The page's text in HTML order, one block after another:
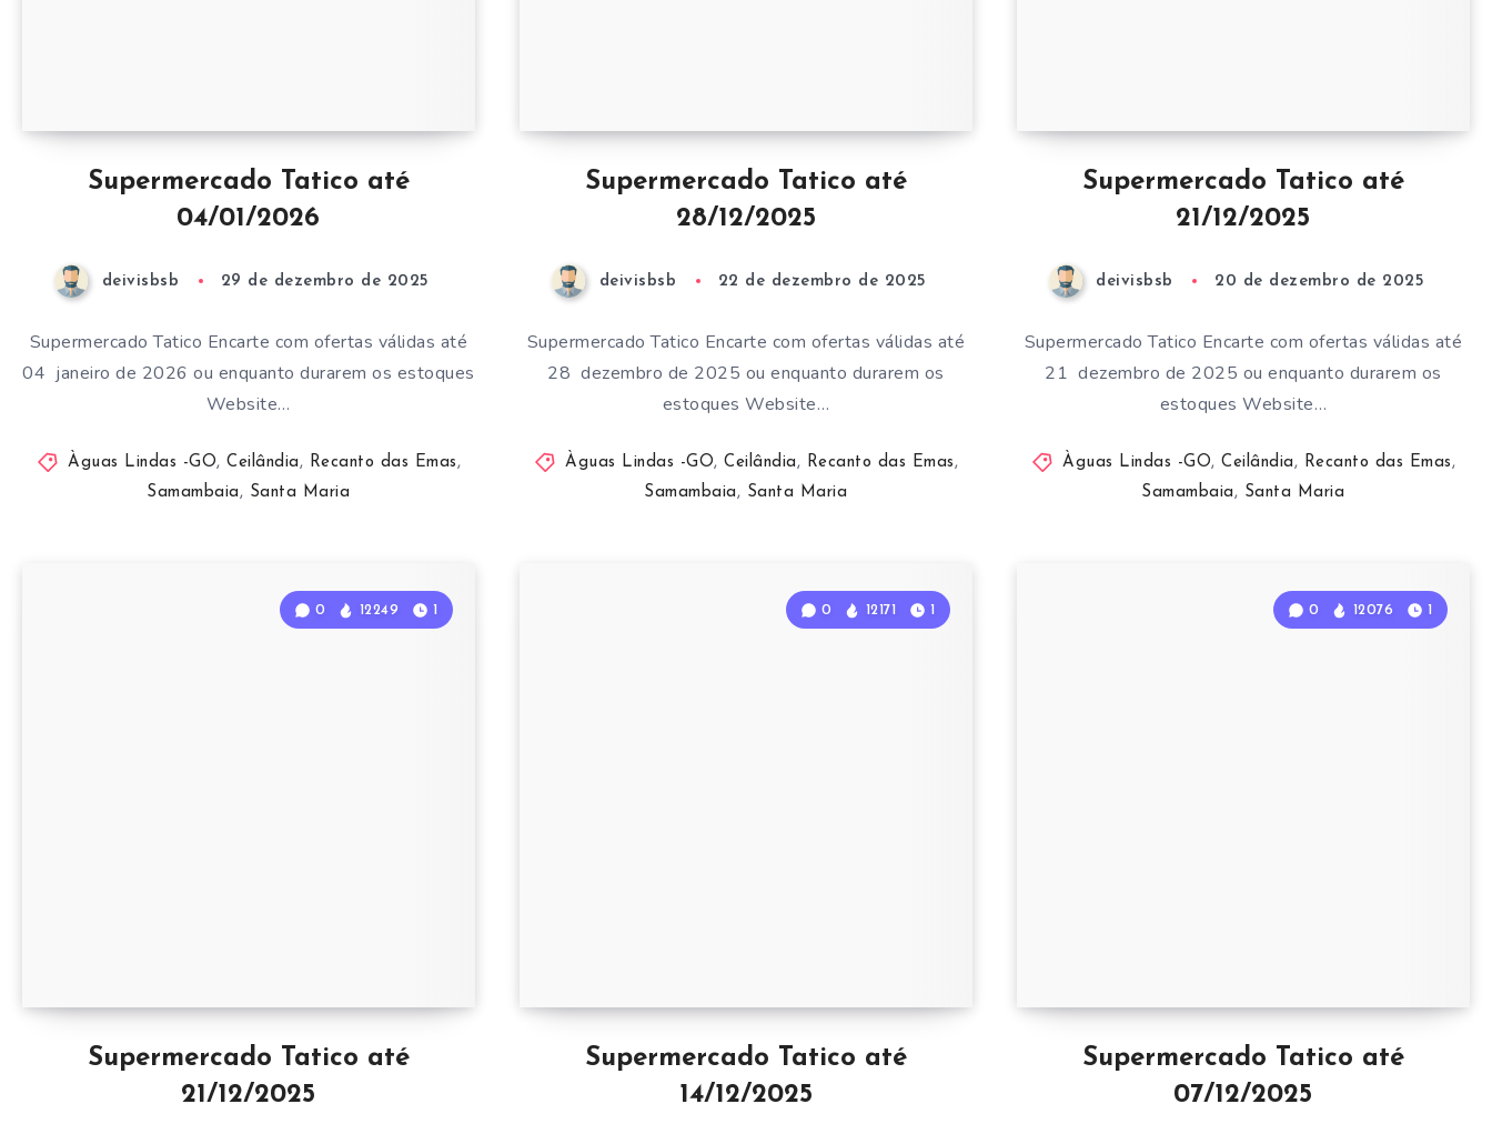
Supermercado Tatico até
04/01/2026
deivisbsb 29 de dezembro de 2025
Supermercado Tatico Encarte com ofertas válidas até
04 janeiro de 2026 ou enquanto durarem os estoques
Website…
Àguas Lindas -GO,Ceilândia, Recanto das Emas,
Samambaia, Santa Maria
Supermercado Tatico até
28/12/2025
deivisbsb 22 de dezembro de 2025
Supermercado Tatico Encarte com ofertas válidas até
28 dezembro de 2025 ou enquanto durarem os
estoques Website…
Àguas Lindas -GO,Ceilândia, Recanto das Emas,
Samambaia, Santa Maria
Supermercado Tatico até
21/12/2025
deivisbsb 20 de dezembro de 2025
Supermercado Tatico Encarte com ofertas válidas até
21 dezembro de 2025 ou enquanto durarem os
estoques Website…
Àguas Lindas -GO,Ceilândia, Recanto das Emas,
Samambaia, Santa Maria
Supermercado Tatico até
21/12/2025
0 12249 1
Supermercado Tatico até
14/12/2025
0 12171 1
Supermercado Tatico até
07/12/2025
0 12076 1